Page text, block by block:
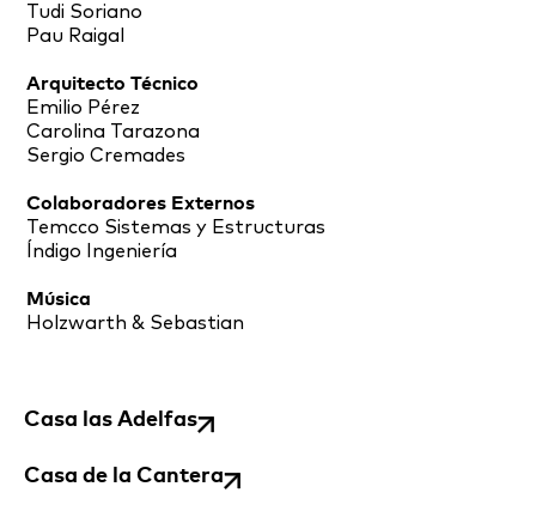
Tudi Soriano
Pau Raigal
Arquitecto Técnico
Emilio Pérez
Carolina Tarazona
Sergio Cremades
Colaboradores Externos
Temcco Sistemas y Estructuras
Índigo Ingeniería
Música
Holzwarth & Sebastian
Casa las Adelfas
Casa de la Cantera